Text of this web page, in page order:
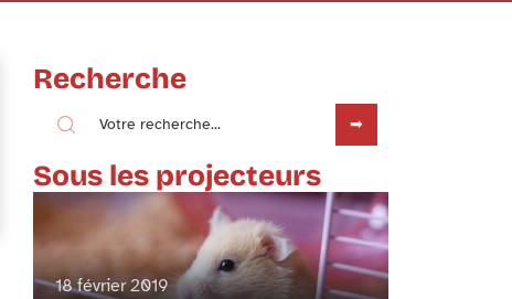
Recherche
Sous les projecteurs
18 février 2019